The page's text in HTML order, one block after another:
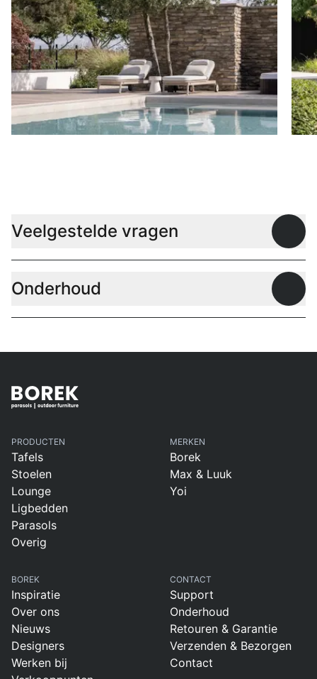
Veelgestelde vragen
Onderhoud
PRODUCTEN
Tafels
Stoelen
Lounge
Ligbedden
Parasols
Overig
MERKEN
Borek
Max & Luuk
Yoi
BOREK
Inspiratie
Over ons
Nieuws
Designers
Werken bij
CONTACT
Support
Onderhoud
Retouren & Garantie
Verzenden & Bezorgen
Contact